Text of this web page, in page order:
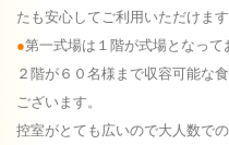
たも安心してご利用いただけます
第一式場は１階が式場となって
２階が６０名様まで収容可能な
ございます。
控室がとても広いので大人数で